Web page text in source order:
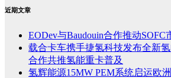
近期文章
EODev与Baudouin合作推动SOFC
载合卡车携手捷氢科技发布全新
合作共推氢能重卡普及
氢辉能源15MW PEM系统启运欧